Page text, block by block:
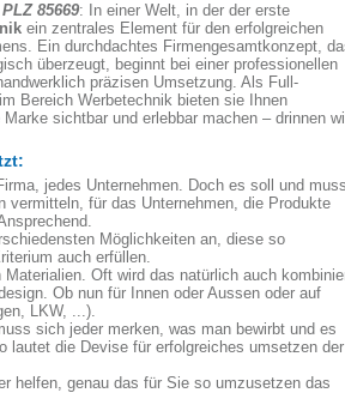
85669: In einer Welt, in der der erste
ein zentrales Element für den erfolgreichen
Ein durchdachtes Firmengesamtkonzept,
überzeugt, beginnt bei einer professionellen
präzisen Umsetzung. Als Full-
Bereich Werbetechnik bieten sie Ihnen
sichtbar und erlebbar machen – drinnen
jedes Unternehmen. Doch es soll und
vermitteln, für das Unternehmen, die Produkte
Möglichkeiten an, diese so
auch erfüllen.
Oft wird das natürlich auch
Ob nun für Innen oder Aussen oder auf
LKW, ...).
sich jeder merken, was man bewirbt und es
lautet die Devise für erfolgreiches umsetzen der
helfen, genau das für Sie so umzusetzen das